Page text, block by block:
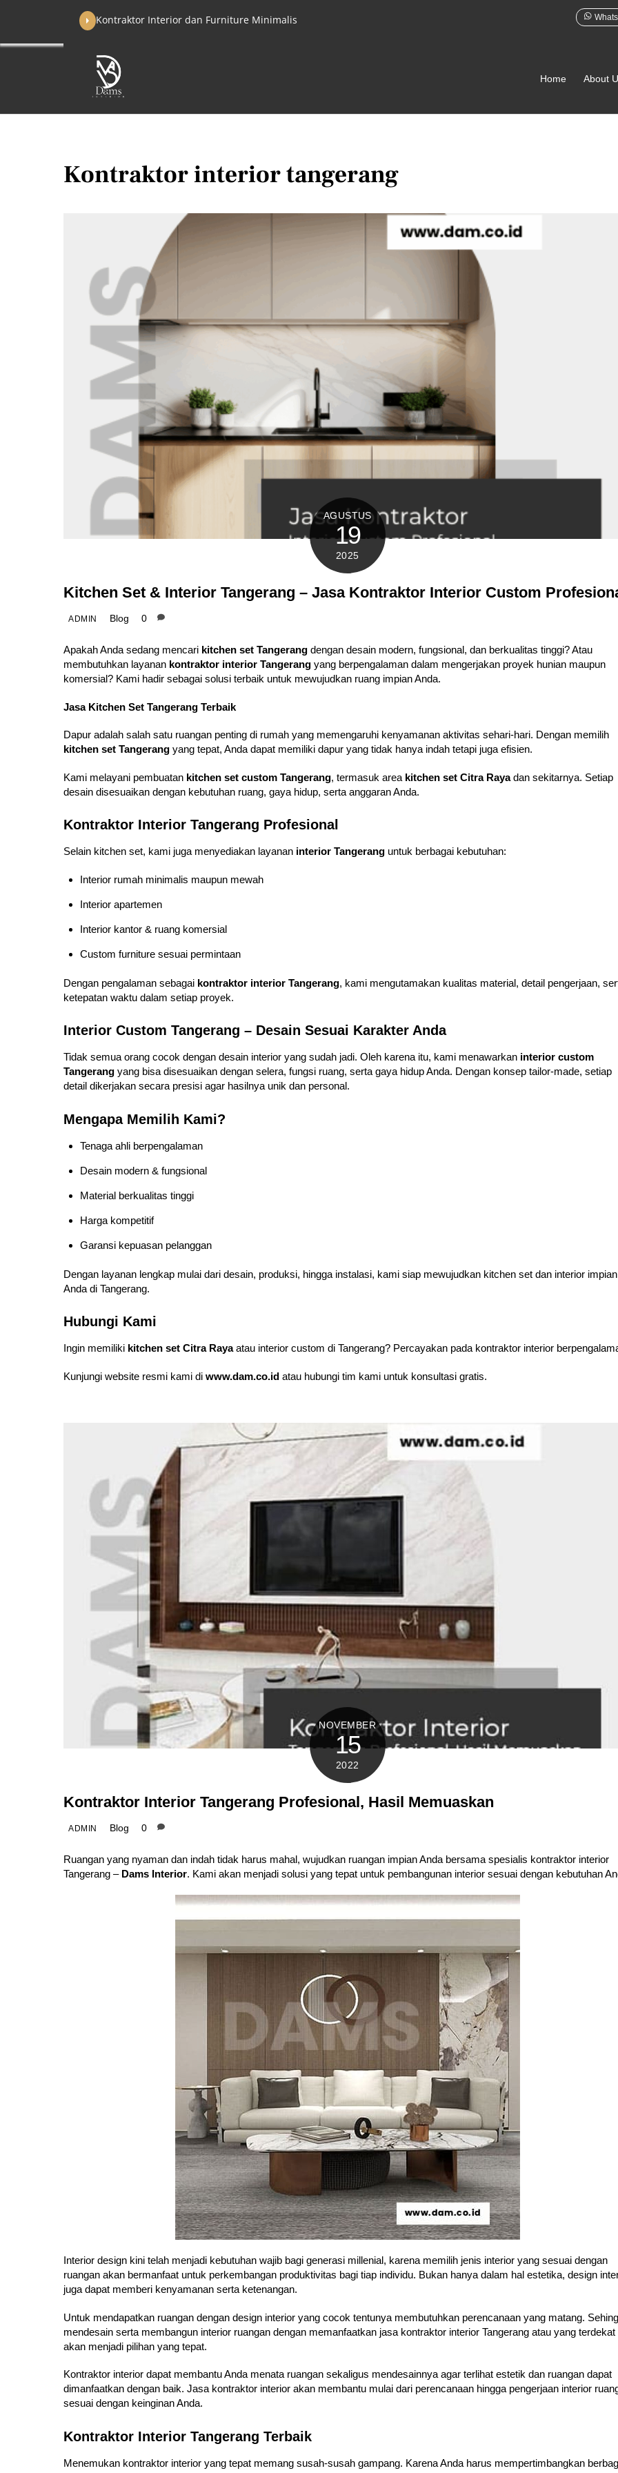
Kontraktor Interior dan Furniture Minimalis
Home About
Kontraktor interior tangerang
AGUSTUS
19
2025
Kitchen Set & Interior Tangerang – Jasa Kontraktor Interior Custom
ADMIN Blog 0
Apakah Anda sedang mencari kitchen set Tangerang dengan desain modern, fungsional, dan berkualitas tinggi? Atau
membutuhkan layanan kontraktor interior Tangerang yang berpengalaman dalam mengerjakan proyek hunian maupun
komersial? Kami hadir sebagai solusi terbaik untuk mewujudkan ruang impian Anda.
Jasa Kitchen Set Tangerang Terbaik
Dapur adalah salah satu ruangan penting di rumah yang memengaruhi kenyamanan aktivitas sehari-hari. Dengan memilih
kitchen set Tangerang yang tepat, Anda dapat memiliki dapur yang tidak hanya indah tetapi juga efisien.
Kami melayani pembuatan kitchen set custom Tangerang, termasuk area kitchen set Citra Rayadan sekitarnya. Setiap
desain disesuaikan dengan kebutuhan ruang, gaya hidup, serta anggaran Anda.
Kontraktor Interior Tangerang Profesional
Selain kitchen set, kami juga menyediakan layanan interior Tangerang untuk berbagai kebutuhan:
Interior rumah minimalis maupun mewah
Interior apartemen
Interior kantor & ruang komersial
Custom furniture sesuai permintaan
Dengan pengalaman sebagai kontraktor interior Tangerang, kami mengutamakan kualitas material, detail pengerjaan,
ketepatan waktu dalam setiap proyek.
Interior Custom Tangerang – Desain Sesuai Karakter Anda
Tidak semua orang cocok dengan desain interior yang sudah jadi. Oleh karena itu, kami menawarkan interior custom
Tangerang yang bisa disesuaikan dengan selera, fungsi ruang, serta gaya hidup Anda. Dengan konsep tailor-made, setiap
detail dikerjakan secara presisi agar hasilnya unik dan personal.
Mengapa Memilih Kami?
Tenaga ahli berpengalaman
Desain modern & fungsional
Material berkualitas tinggi
Harga kompetitif
Garansi kepuasan pelanggan
Dengan layanan lengkap mulai dari desain, produksi, hingga instalasi, kami siap mewujudkan kitchen set dan interior impian
Anda di Tangerang.
Hubungi Kami
Ingin memiliki kitchen set Citra Rayaatau interior custom di Tangerang? Percayakan pada kontraktor interior
Kunjungi website resmi kami di www.dam.co.id atau hubungi tim kami untuk konsultasi gratis.
NOVEMBER
15
2022
Kontraktor Interior Tangerang Profesional, Hasil Memuaskan
ADMIN Blog 0
Ruangan yang nyaman dan indah tidak harus mahal, wujudkan ruangan impian Anda bersama spesialis kontraktor interior
Tangerang – Dams Interior. Kami akan menjadi solusi yang tepat untuk pembangunan interior sesuai dengan kebutuhan
Interior design kini telah menjadi kebutuhan wajib bagi generasi millenial, karena memilih jenis interior yang sesuai dengan
ruangan akan bermanfaat untuk perkembangan produktivitas bagi tiap individu. Bukan hanya dalam hal estetika, design
juga dapat memberi kenyamanan serta ketenangan.
Untuk mendapatkan ruangan dengan design interior yang cocok tentunya membutuhkan perencanaan yang matang.
mendesain serta membangun interior ruangan dengan memanfaatkan jasa kontraktor interior Tangerang atau yang terdekat
akan menjadi pilihan yang tepat.
Kontraktor interior dapat membantu Anda menata ruangan sekaligus mendesainnya agar terlihat estetik dan ruangan dapat
dimanfaatkan dengan baik. Jasa kontraktor interior akan membantu mulai dari perencanaan hingga pengerjaan interior
sesuai dengan keinginan Anda.
Kontraktor Interior Tangerang Terbaik
Menemukan kontraktor interior yang tepat memang susah-susah gampang. Karena Anda harus mempertimbangkan